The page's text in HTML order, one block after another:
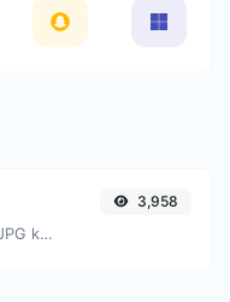
Könnyen konvertálhat JPG képfájlokat PNG formátumba.
3,958